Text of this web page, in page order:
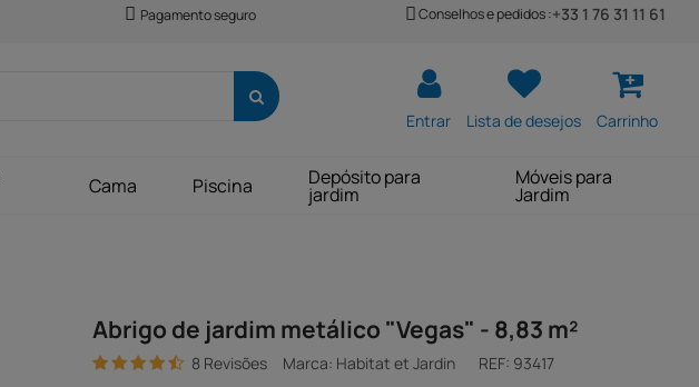
Pagamento seguro Conselhos e pedidos :+33 1 76 31 11 61
Entrar Lista de desejos Carrinho
Cama Piscina Depósito para
jardim
Móveis para
Jardim
Abrigo de jardim metálico "Vegas" - 8,83 m²
8 Revisões Marca: Habitat et Jardin REF: 93417